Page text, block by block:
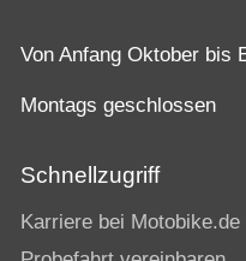
Von Anfang Oktober bis
Montags geschlossen
Schnellzugriff
Karriere bei Motobike.de